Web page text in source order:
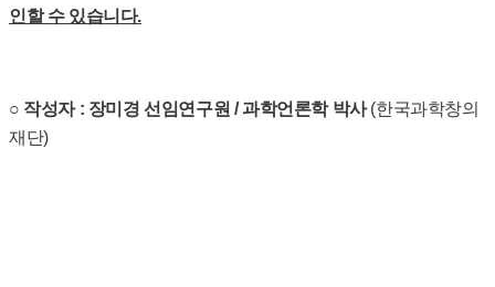
인할 수 있습니다.
○ 작성자 : 장미경 선임연구원 / 과학언론학 박사(한국과학창의
재단)